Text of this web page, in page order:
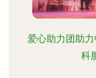
爱心助力团助
科